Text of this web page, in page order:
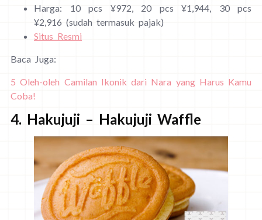
Harga: 10 pcs ¥972, 20 pcs ¥1,944, 30 pcs
¥2,916 (sudah termasuk pajak)
Situs Resmi
Baca Juga:
5 Oleh-oleh Camilan Ikonik dari Nara yang Harus Kamu
Coba!
4. Hakujuji – Hakujuji Waffle